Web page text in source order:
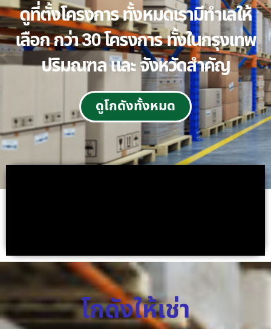
ดูที่ตั้งโครงการ ทั้งหมดเรามีทำเลให้
เลือก กว่า 30 โครงการ ทั้งในกรุงเทพ
ปริมณฑล และ จังหวัดสำคัญ
ดูโกดังทั้งหมด
โกดังให้เช่า